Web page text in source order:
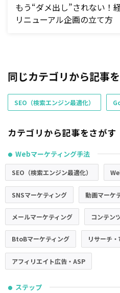
もう“ダメ出し”されない！
リニューアル企画の立て方
同じカテゴリから記事
SEO（検索エンジン最適化）
カテゴリから記事をさがす
● Webマーケティング手法
SEO（検索エンジン最適化）
SNSマーケティング 動画マーケ
メールマーケティング コンテン
BtoBマーケティング リサーチ
アフィリエイト広告・ASP
● ステップ